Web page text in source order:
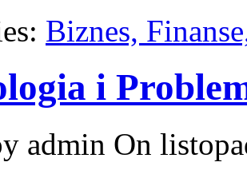
Biznes,
i
admin On